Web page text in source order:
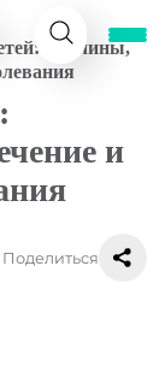
причины,
и
Поделиться